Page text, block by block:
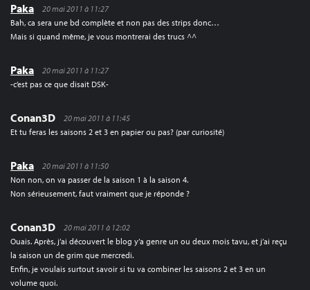
Paka
20 mai 2011 à 11:27
Bah, ca sera une bd complète et non pas des strips donc…
Mais si quand même, je vous montrerai des trucs ^^
Paka
20 mai 2011 à 11:27
-c’est pas ce que disait DSK-
Conan3D
20 mai 2011 à 11:45
Et tu feras les saisons 2 et 3 en papier ou pas? (par curiosité)
Paka
20 mai 2011 à 11:50
Non non, on va passer de la saison 1 à la saison 4.
Non sérieusement, faut vraiment que je réponde ?
Conan3D
20 mai 2011 à 12:02
Ouais. Après, j’ai découvert le blog y’a genre un ou deux mois tavu, et j’ai reçu
la saison un de grim que mercredi.
Enfin, je voulais surtout savoir si tu va combiner les saisons 2 et 3 en un
volume quoi.